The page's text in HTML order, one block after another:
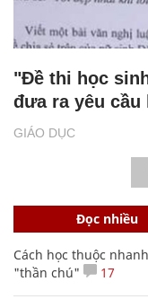
GIÁO DỤC
"Đề thi học
đưa ra yêu
Đọc nhiều
Cách học thuộc
"thần chú"
17